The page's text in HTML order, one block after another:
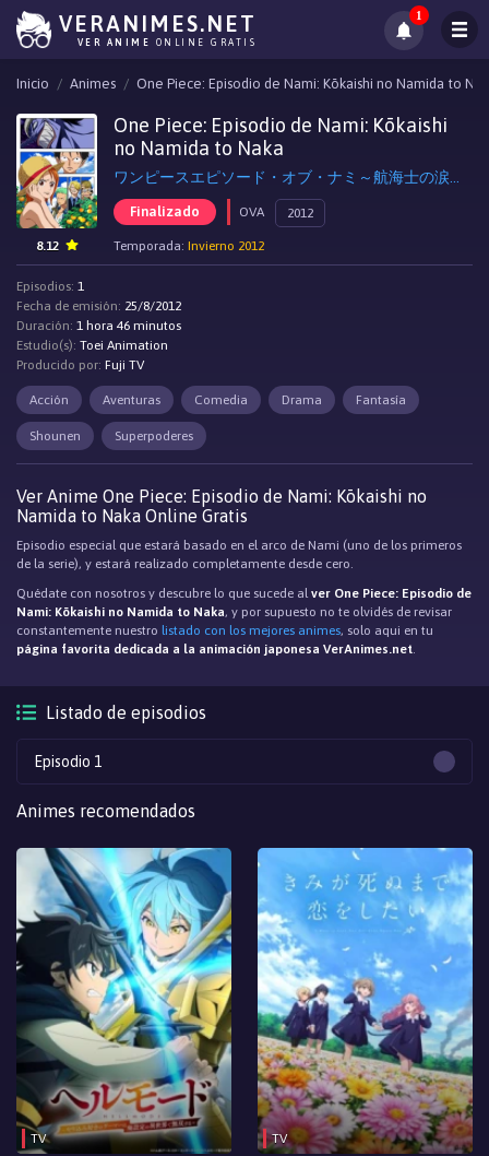
VERANIMES.NET
VER ANIME ONLINE GRATIS
1
Inicio Animes One Piece: Episodio de Nami: Kōkaishi no Namida to
One Piece: Episodio de Nami: Kōkaishi
no Namida to Naka
Finalizado OVA 2012
Temporada: Invierno 2012
8.12
Episodios: 1
Fecha de emisión: 25/8/2012
Duración: 1 hora 46 minutos
Estudio(s): Toei Animation
Producido por: Fuji TV
Acción Aventuras Comedia Drama Fantasía
Shounen Superpoderes
Ver Anime One Piece: Episodio de Nami: Kōkaishi no
Namida to Naka Online Gratis
Episodio especial que estará basado en el arco de Nami (uno de los primeros
de la serie), y estará realizado completamente desde cero.
Quédate con nosotros y descubre lo que sucede alver One Piece: Episodio de
Nami: Kōkaishi no Namida to Naka, y por supuesto no te olvidés de revisar
constantemente nuestro listado con los mejores animes, solo aqui en tu
página favorita dedicada a la animación japonesa VerAnimes.net.
Listado de episodios
Episodio 1
Animes recomendados
TV TV